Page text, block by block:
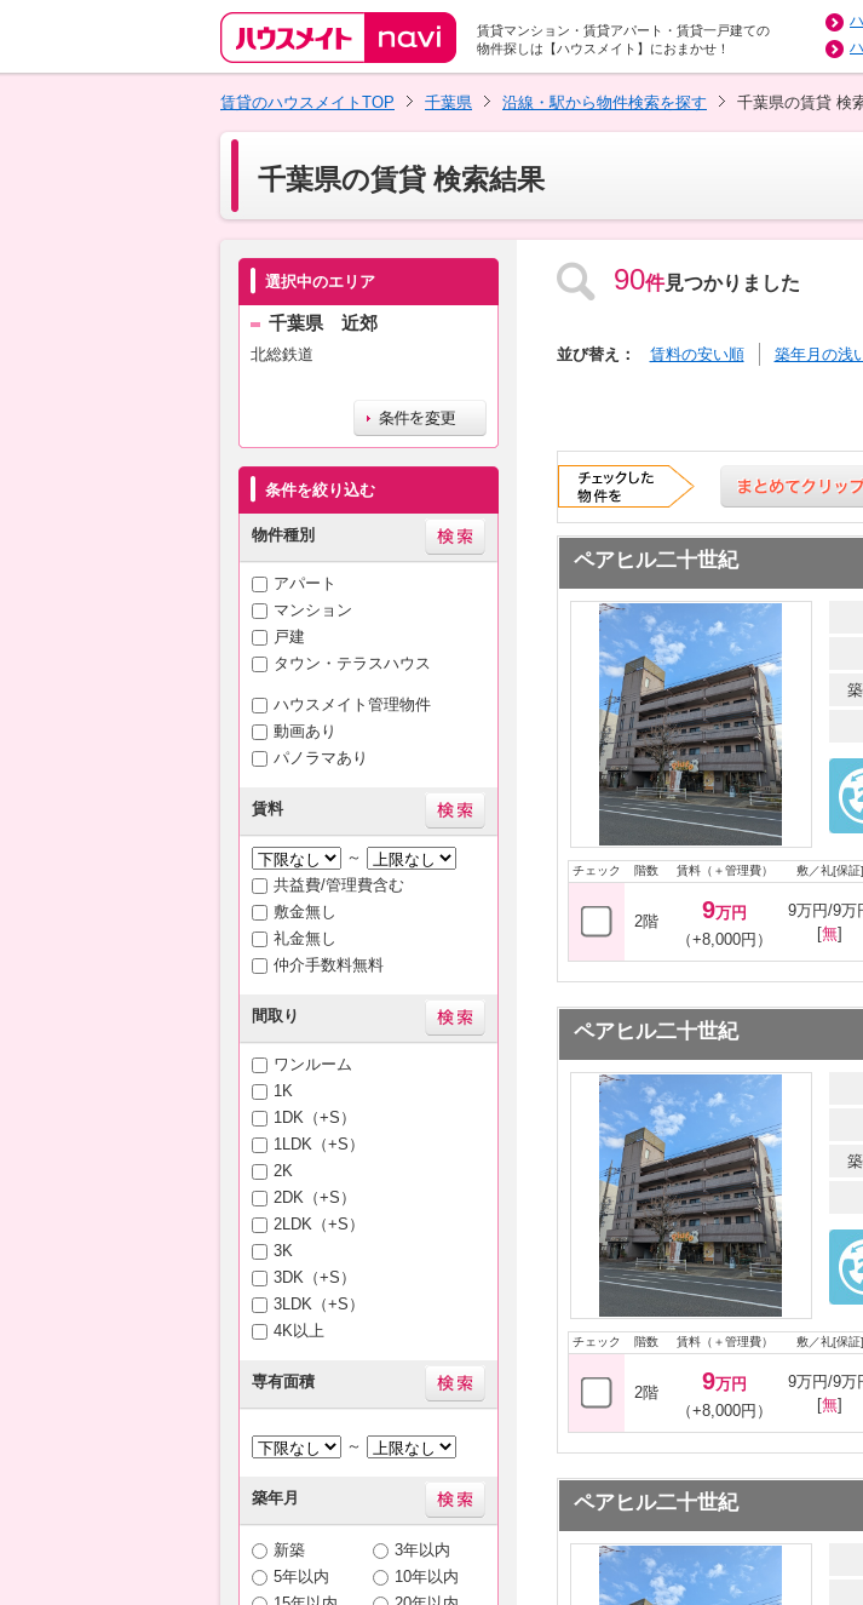
賃貸マンション・賃貸アパート・賃貸一戸建ての
物件探しは【ハウスメイト】におまかせ！
賃貸のハウスメイトTOP
千葉県 沿線・駅から物件検索を探す 千葉県の賃貸 検
千葉県の賃貸 検索結果
選択中のエリア
千葉県 近郊
北総鉄道
条件を絞り込む
物件種別
アパート
マンション
戸建
タウン・テラスハウス
ハウスメイト管理物件
動画あり
パノラマあり
賃料
～
共益費/管理費含む
敷金無し
礼金無し
仲介手数料無料
間取り
ワンルーム
1K
1DK（+S）
1LDK（+S）
2K
2DK（+S）
2LDK（+S）
3K
3DK（+S）
3LDK（+S）
4K以上
専有面積
～
築年月
新築
3年以内
5年以内
10年以内
90件見つかりました
並び替え： 賃料の安い順 築年月の浅
ペアヒル二十世紀
チェック 階数 賃料（＋管理費） 敷／礼[保証]
2階 9万円
（+8,000円）
9万円/9万
[無]
ペアヒル二十世紀
チェック 階数 賃料（＋管理費） 敷／礼[保証]
2階 9万円
（+8,000円）
9万円/9万
[無]
ペアヒル二十世紀